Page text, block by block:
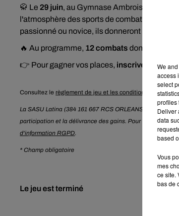
🥋 Le 29 juin, au Gymnase Ambroise Paré à
l'atmosphère des sports de combats en
passionné ou novice, ils donneront tout pour
🔥 Au programme, 12 combats dont 2
👉 Pour gagner vos places, inscrivez-vous
Consultez le règlement de jeu et les conditions de
La SASU Latina (384 161 667 RCS ORLEANS) traite les
participation et la délivrance des gains. Pour en savoir
d'information RGPD.
* Champ obligatoire
Le jeu est terminé
We and
access
select
profiles
Deliver
data
based
Vous
mes
ce site.
bas de